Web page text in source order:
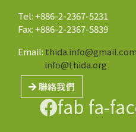
Tel: +886-2-2367-5231
Fax: +886-2-2367-5839
Email: thida.info@gmail.com
info@thida.org
聯絡我們
fab fa-